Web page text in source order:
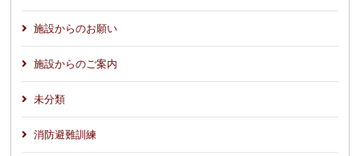
施設からのお願い
施設からのご案内
未分類
消防避難訓練